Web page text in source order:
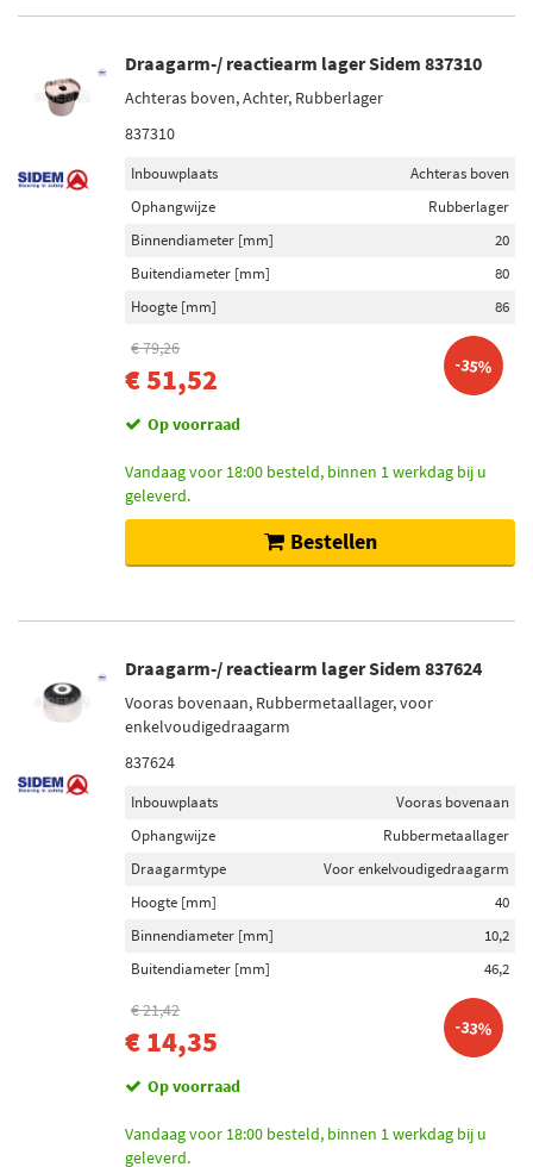
Draagarm-/ reactiearm lager Sidem 837310
Achteras boven, Achter, Rubberlager
837310
Inbouwplaats
Achteras boven
Ophangwijze
Rubberlager
Binnendiameter [mm]
20
Buitendiameter [mm]
80
Hoogte [mm]
86
€ 79,26
€ 51,52 -35%
Op voorraad
Vandaag voor 18:00 besteld, binnen 1 werkdag bij u
geleverd.
Bestellen
Draagarm-/ reactiearm lager Sidem 837624
Vooras bovenaan, Rubbermetaallager, voor
enkelvoudigedraagarm
837624
Inbouwplaats
Vooras bovenaan
Ophangwijze
Rubbermetaallager
Draagarmtype
Voor enkelvoudigedraagarm
Hoogte [mm]
40
Binnendiameter [mm]
10,2
Buitendiameter [mm]
46,2
€ 21,42
€ 14,35 -33%
Op voorraad
Vandaag voor 18:00 besteld, binnen 1 werkdag bij u
geleverd.